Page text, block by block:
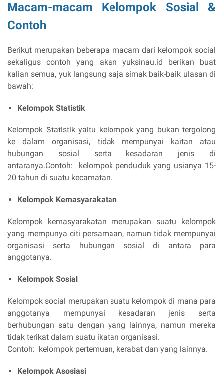
Macam-macam Kelompok Sosial &
Contoh
Berikut merupakan beberapa macam dari kelompok social
sekaligus contoh yang akan yuksinau.id berikan buat
kalian semua, yuk langsung saja simak baik-baik ulasan di
bawah:
Kelompok Statistik
Kelompok Statistik yaitu kelompok yang bukan tergolong
ke dalam organisasi, tidak mempunyai kaitan atau
hubungan sosial serta kesadaran jenis di
antaranya.Contoh: kelompok penduduk yang usianya 15-
20 tahun di suatu kecamatan.
Kelompok Kemasyarakatan
Kelompok kemasyarakatan merupakan suatu kelompok
yang mempunya citi persamaan, namun tidak mempunyai
organisasi serta hubungan sosial di antara para
anggotanya.
Kelompok Sosial
Kelompok social merupakan suatu kelompok di mana para
anggotanya mempunyai kesadaran jenis serta
berhubungan satu dengan yang lainnya, namun mereka
tidak terikat dalam suatu ikatan organisasi.
Contoh: kelompok pertemuan, kerabat dan yang lainnya.
Kelompok Asosiasi